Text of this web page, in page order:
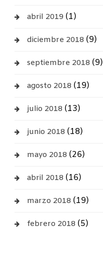
abril 2019 (1)
diciembre 2018 (9)
septiembre 2018 (9)
agosto 2018 (19)
julio 2018 (13)
junio 2018 (18)
mayo 2018 (26)
abril 2018 (16)
marzo 2018 (19)
febrero 2018 (5)